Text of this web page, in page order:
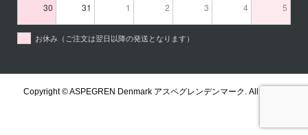
30 31 1 2 3 4 5
お休み（ご注文は翌日以降の発送となります）
Copyright ©ASPEGREN Denmark アスペグレンデンマーク. All Rights